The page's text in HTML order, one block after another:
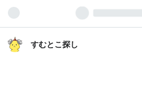
すむとこ探し